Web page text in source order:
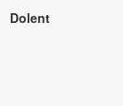
Dolent